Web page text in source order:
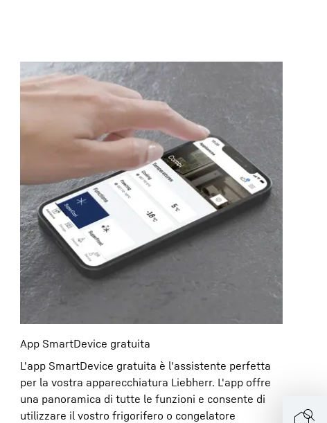
App SmartDevice gratuita
L'app SmartDevice gratuita è l'assistente perfetta
per la vostra apparecchiatura Liebherr. L'app offre
una panoramica di tutte le funzioni e consente di
utilizzare il vostro frigorifero o congelatore